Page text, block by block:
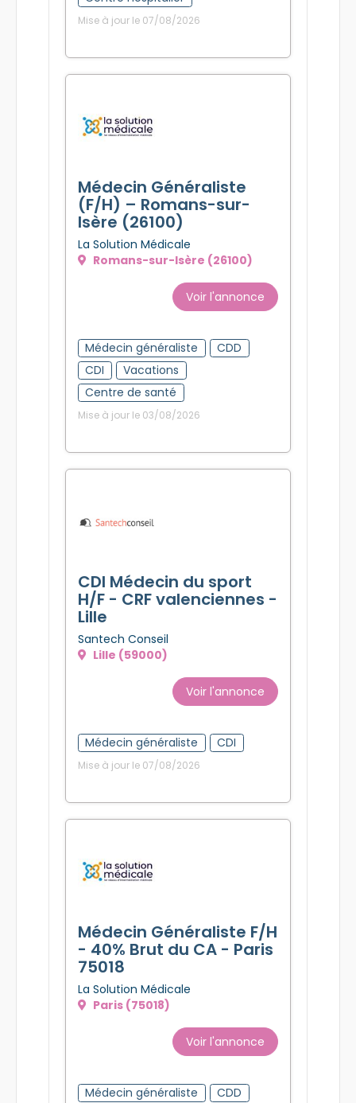
Mise à jour le 07/08/2026
Médecin Généraliste
(F/H) – Romans-sur-
Isère (26100)
La Solution Médicale
Romans-sur-Isère (26100)
Voir l'annonce
Médecin généraliste
CDD
CDI
Vacations
Centre de santé
Mise à jour le 03/08/2026
CDI Médecin du sport
H/F - CRF valenciennes -
Lille
Santech Conseil
Lille (59000)
Voir l'annonce
Médecin généraliste CDI
Mise à jour le 07/08/2026
Médecin Généraliste F/H
- 40% Brut du CA - Paris
75018
La Solution Médicale
Paris (75018)
Voir l'annonce
Médecin généraliste
CDD